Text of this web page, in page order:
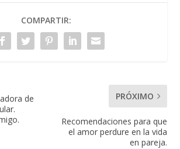
COMPARTIR:
de
PRÓXIMO
Recomendaciones para que
el amor perdure en la vida
en pareja.